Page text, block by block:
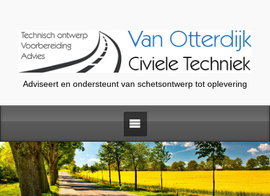
Adviseert en ondersteunt van schetsontwerp tot oplevering